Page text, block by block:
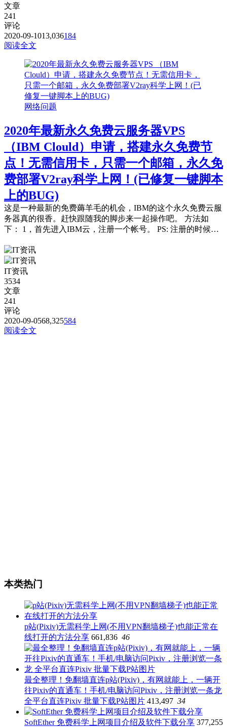
文章
241
评论
2020-09-1013,036184
阅读全文
网络问题
2020年最新永久免费云服务器VPS
（IBM Clould）申请，搭建永久免费节
点！无需信用卡，只需一个邮箱，永久免
费部署V2ray科学上网！(已修复一键脚本
上的BUG)
这是一种最新的免费薅羊毛的机会，IBM的这个永久免费云服
务器真的很香。赶快跟随我的脚步来一起操作吧。 方法如
下： 1，首先进入IBM云，注册一个帐号。 PS: 注册的时候，
IT资讯
3534
文章
241
评论
2020-09-0568,325584
阅读全文
本类热门
p站(Pixiv)无需科学上网(不用VPN翻墙梯子)也能正常在
线打开的方法分享 661,836 46
最全整理！免翻墙直连p站(Pixiv)，有网就能上，一辆开
往Pixiv的直通车！手机/电脑访问Pixiv，注册浏览一条龙
全平台直连Pixiv 批量下载P站图片 413,497 34
SoftEther 免费科学上网项目介绍及软件下载分享 377,255